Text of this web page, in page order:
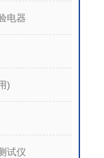
电器
)
试仪